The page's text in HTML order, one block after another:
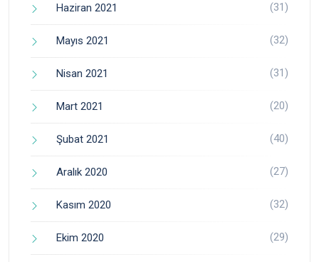
Haziran 2021 (31)
Mayıs 2021 (32)
Nisan 2021 (31)
Mart 2021 (20)
Şubat 2021 (40)
Aralık 2020 (27)
Kasım 2020 (32)
Ekim 2020 (29)